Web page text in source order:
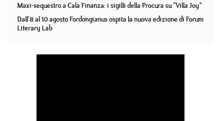
Maxi-sequestro a Cala Finanza: i sigilli della Procura su "Villa Joy"
Dall'8 al 10 agosto Fordongianus ospita la nuova edizione di Forum
Literary Lab